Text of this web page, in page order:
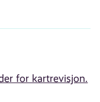
for kartrevisjon.